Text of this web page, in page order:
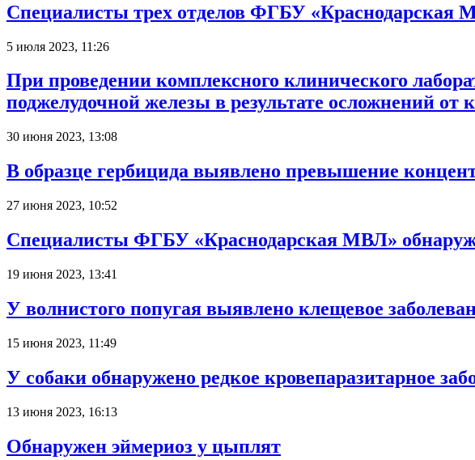
Специалисты трех отделов ФГБУ
5 июля 2023, 11:26
При проведении комплексного клинического
поджелудочной железы в результате осложнений
30 июня 2023, 13:08
В образце гербицида выявлено превышение
27 июня 2023, 10:52
Специалисты ФГБУ «Краснодарская МВЛ»
19 июня 2023, 13:41
У волнистого попугая выявлено клещевое
15 июня 2023, 11:49
У собаки обнаружено редкое кровепаразитарное
13 июня 2023, 16:13
Обнаружен эймериоз у цыплят